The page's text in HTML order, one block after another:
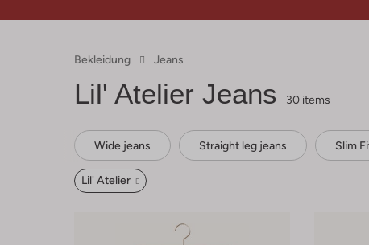
Bekleidung Jeans
Lil' Atelier Jeans 30 items
Wide jeans Straight leg jeans Slim
Lil' Atelier